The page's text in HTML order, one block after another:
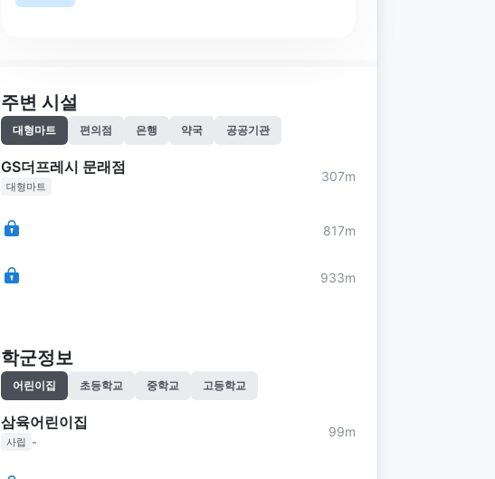
주변 시설
대형마트 편의점 은행 약국 공공기관
GS더프레시 문래점
대형마트
307m
817m
933m
학군정보
어린이집 초등학교 중학교 고등학교
삼육어린이집
사립 -
99m